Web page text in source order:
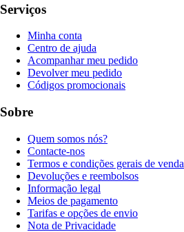
Serviços
Minha conta
Centro de ajuda
Acompanhar meu pedido
Devolver meu pedido
Códigos promocionais
Sobre
Quem somos nós?
Contacte-nos
Termos e condições gerais de venda
Devoluções e reembolsos
Informação legal
Meios de pagamento
Tarifas e opções de envio
Nota de Privacidade